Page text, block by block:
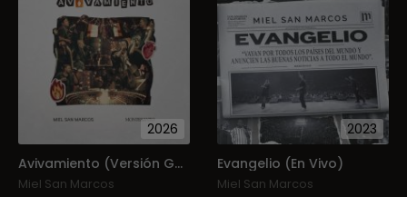
2026
Avivamiento (Versión Guatemala)
Miel San Marcos
2023
Evangelio (En Vivo)
Miel San Marcos